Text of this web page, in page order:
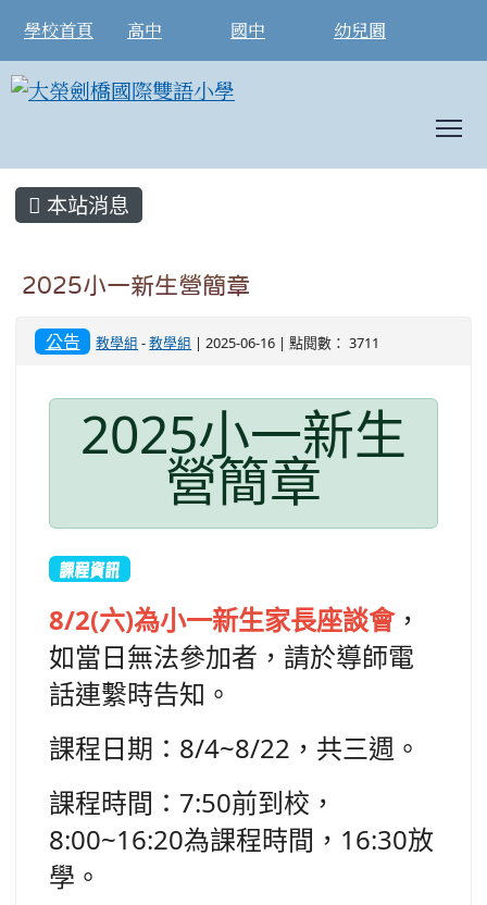
學校首頁 高中 國中 幼兒園
本站消息
2025小一新生營簡章
公告 教學組 -教學組 | 2025-06-16 | 點閱數： 3711
2025小一新生
營簡章
課程資訊
8/2(六)為小一新生家長座談會，
如當日無法參加者，請於導師電
話連繫時告知。
課程日期：8/4~8/22，共三週 。
課程時間：7:50前到校，
8:00~16:20為課程時間，16:30放
學 。